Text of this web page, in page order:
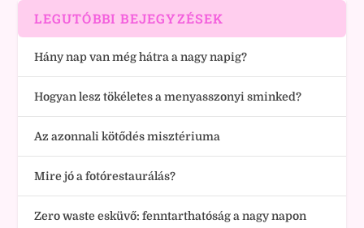
LEGUTÓBBI BEJEGYZÉSEK
Hány nap van még hátra a nagy napig?
Hogyan lesz tökéletes a menyasszonyi sminked?
Az azonnali kötődés misztériuma
Mire jó a fotórestaurálás?
Zero waste esküvő: fenntarthatóság a nagy napon